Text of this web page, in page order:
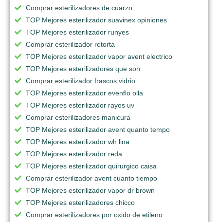
Comprar esterilizadores de cuarzo
TOP Mejores esterilizador suavinex opiniones
TOP Mejores esterilizador runyes
Comprar esterilizador retorta
TOP Mejores esterilizador vapor avent electrico
TOP Mejores esterilizadores que son
Comprar esterilizador frascos vidrio
TOP Mejores esterilizador evenflo olla
TOP Mejores esterilizador rayos uv
Comprar esterilizadores manicura
TOP Mejores esterilizador avent quanto tempo
TOP Mejores esterilizador wh lina
TOP Mejores esterilizador reda
TOP Mejores esterilizador quirurgico caisa
Comprar esterilizador avent cuanto tiempo
TOP Mejores esterilizador vapor dr brown
TOP Mejores esterilizadores chicco
Comprar esterilizadores por oxido de etileno